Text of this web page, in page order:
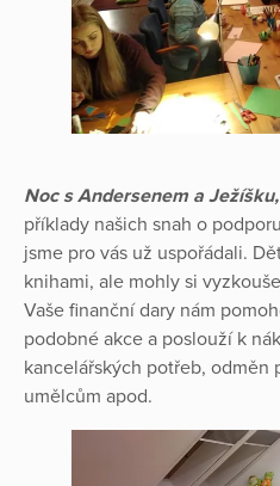
Noc s Andersenem a
příklady našich snah o
jsme pro vás už uspořádali.
knihami, ale mohly si
Vaše finanční dary nám
podobné akce a poslouží k
kancelářských potřeb, odměn
umělcům apod.